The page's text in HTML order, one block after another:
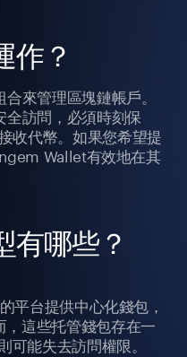
作？
來管理區塊鏈帳戶。
訪問，必須時刻保
收代幣。如果您希望提
Wallet有效地在其
有哪些？
平台提供中心化錢包，
這些托管錢包存在一
能失去訪問權限。